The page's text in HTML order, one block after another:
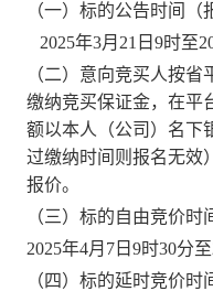
（一）标的公告时间（
2025年3月 21 日 9时至
（二）意向竞买人按
缴纳竞买保证金，在平
额以本人（公司）名下
过缴纳时间则报名无效
报价。
（三）标的自由竞价时
2025年4月 7 日 9时30分至
（四）标的延时竞价时